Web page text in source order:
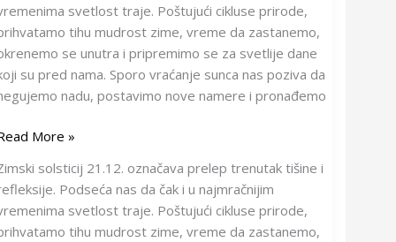
svetlost traje. Poštujući cikluse prirode,
tihu mudrost zime, vreme da zastanemo,
se unutra i pripremimo se za svetlije dane
su pred nama. Sporo vraćanje sunca nas poziva da
nadu, postavimo nove namere i pronađemo
More »
solsticij 21.12. označava prelep trenutak tišine i
Podseća nas da čak i u najmračnijim
svetlost traje. Poštujući cikluse prirode,
tihu mudrost zime, vreme da zastanemo,